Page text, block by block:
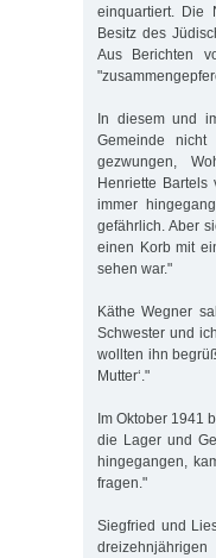
einquartiert. Die
Besitz des
Aus Berichten
In diesem und
Gemeinde
gezwungen,
Henriette Bartels
immer
gefährlich. Aber
einen Korb mit
sehen war."
Käthe Wegner
Schwester und
wollten ihn
Mutter‘."
Im Oktober 1941
die Lager und
hingegangen,
fragen."
Siegfried und